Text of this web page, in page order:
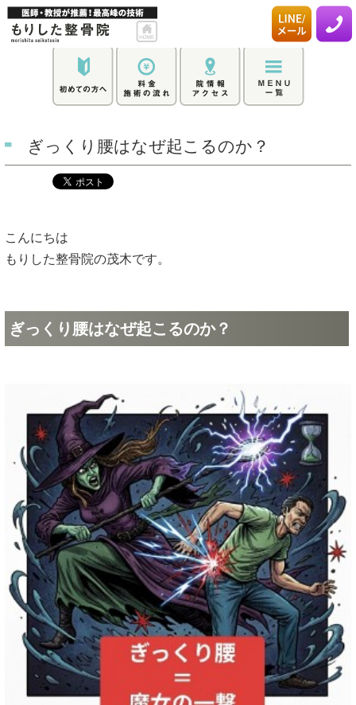
ぎっくり腰はなぜ起こるのか？
こんにちは
もりした整骨院の茂木です。
ぎっくり腰はなぜ起こるのか？